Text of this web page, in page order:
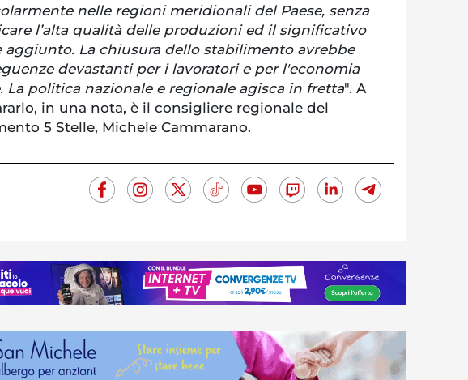
nelle regioni meridionali del Paese, senza
l’alta qualità delle produzioni ed il significativo
aggiunto. La chiusura dello stabilimento avrebbe
devastanti per i lavoratori e per l'economia
La politica nazionale e regionale agisca in fretta". A
in una nota, è il consigliere regionale del
5 Stelle, Michele Cammarano.